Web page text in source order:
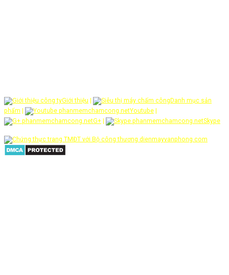
Giới thiệu
Danh mục sản
phẩm
Youtube
G+
Skype